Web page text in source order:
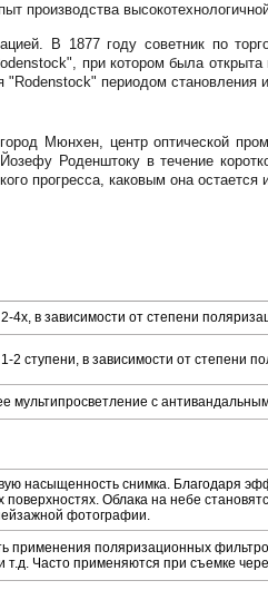
производства
В 1877 году советник по
при котором была
периодом становления
Мюнхен, центр оптической
Роденштоку в течение
прогресса, каковым она остается
4х, в зависимости от степени
2 ступени, в зависимости от степени
мультипросветление с
насыщенность снимка. Благодаря
поверхностях. Облака на небе
фотографии.
применения поляризационных
т.д. Часто применяются при съемке